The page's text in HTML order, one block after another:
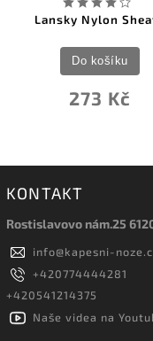
Lansky Nylon
273 Kč
Do košíku
KONTAKT
Rostislavovo nám.25
info@kapesni-
+420774444281
+420541214375
Naše videa na